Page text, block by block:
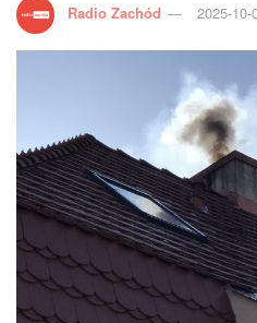
Radio Zachód 2025-10-